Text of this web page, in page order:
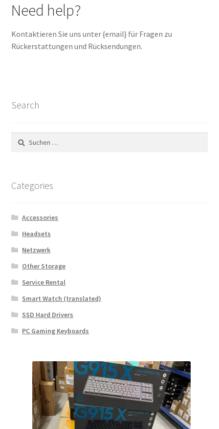
Need help?
Kontaktieren Sie uns unter {email} für Fragen zu
Rückerstattungen und Rücksendungen.
Search
Suchen
nach:
Categories
Accessories
Headsets
Netzwerk
Other Storage
Service Rental
Smart Watch (translated)
SSD Hard Drivers
PC Gaming Keyboards